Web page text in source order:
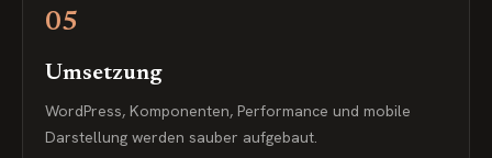
05
Umsetzung
WordPress, Komponenten, Performance und mobile
Darstellung werden sauber aufgebaut.